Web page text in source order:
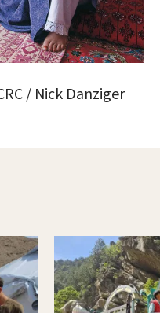
/ Nick Danziger